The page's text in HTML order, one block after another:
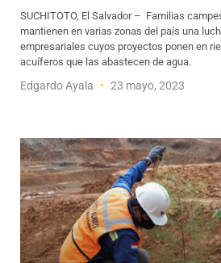
SUCHITOTO, El Salvador – Familias
mantienen en varias zonas del país una
empresariales cuyos proyectos ponen en
acuíferos que las abastecen de agua.
Edgardo Ayala 23 mayo, 2023